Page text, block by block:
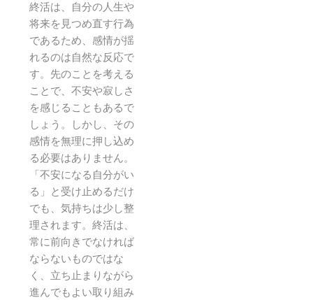
終活は、自分の人生や
将来を見つめ直す行為
であるため、感情が揺
れるのは自然な反応で
す。先のことを考える
ことで、不安や寂しさ
を感じることもあるで
しょう。しかし、その
感情を無理に押し込め
る必要はありません。
「不安になる自分がい
る」と受け止めるだけ
でも、気持ちは少し整
理されます。終活は、
常に前向きでなければ
ならないものではな
く、立ち止まりながら
進んでもよい取り組み